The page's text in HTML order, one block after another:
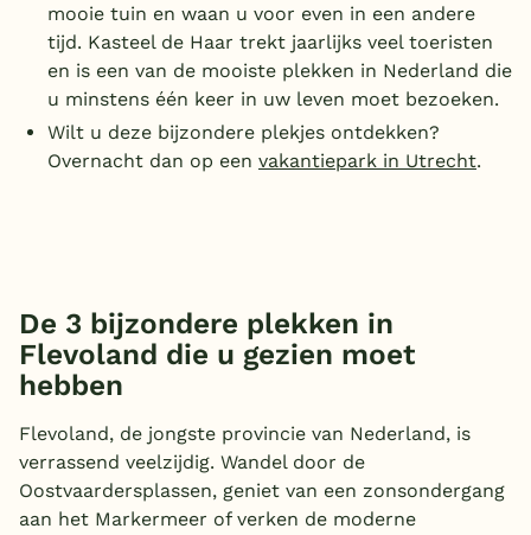
mooie tuin en waan u voor even in een andere
tijd. Kasteel de Haar trekt jaarlijks veel toeristen
en is een van de mooiste plekken in Nederland die
u minstens één keer in uw leven moet bezoeken.
Wilt u deze bijzondere plekjes ontdekken?
Overnacht dan op een vakantiepark in Utrecht.
De 3 bijzondere plekken in
Flevoland die u gezien moet
hebben
Flevoland, de jongste provincie van Nederland, is
verrassend veelzijdig. Wandel door de
Oostvaardersplassen, geniet van een zonsondergang
aan het Markermeer of verken de moderne